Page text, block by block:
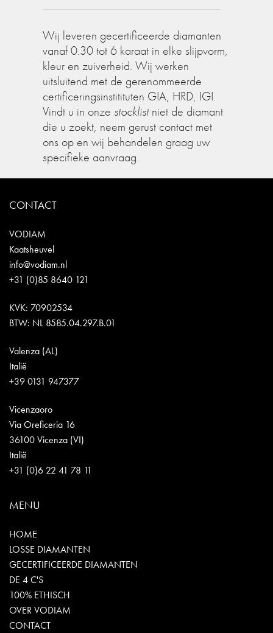
Wij leveren gecertificeerde diamanten
vanaf 0.30 tot 6 karaat in elke slijpvorm,
kleur en zuiverheid. Wij werken
uitsluitend met de gerenommeerde
certificeringsinstitituten GIA, HRD, IGI.
Vindt u in onze stocklistniet de diamant
die u zoekt, neem gerust contact met
ons op en wij behandelen graag uw
specifieke aanvraag.
CONTACT
VODIAM
Kaatsheuvel
info@vodiam.nl
+31 (0)85 8640 121
KVK: 70902534
BTW: NL 8585.04.297.B.01
Valenza (AL)
Italië
+39 0131 947377
Vicenzaoro
Via Oreficeria 16
36100 Vicenza (VI)
Italië
+31 (0)6 22 41 78 11
MENU
HOME
LOSSE DIAMANTEN
GECERTIFICEERDE DIAMANTEN
DE 4 C'S
100% ETHISCH
OVER VODIAM
CONTACT